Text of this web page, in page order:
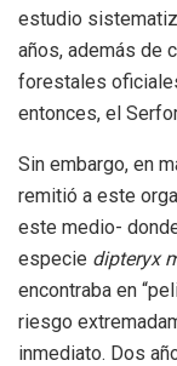
estudio
años, además de
forestales
entonces, el
Sin embargo, en
remitió a este
este medio-
especie dipteryx
encontraba en
riesgo
inmediato. Dos